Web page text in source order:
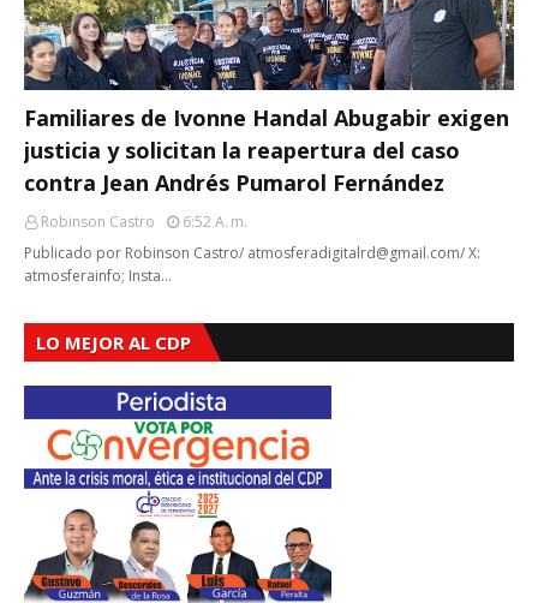
Familiares de Ivonne Handal Abugabir exigen
justicia y solicitan la reapertura del caso
contra Jean Andrés Pumarol Fernández
Robinson Castro
6:52 A. M.
Publicado por Robinson Castro/ atmosferadigitalrd@gmail.com/ X:
atmosferainfo; Insta…
LO MEJOR AL CDP